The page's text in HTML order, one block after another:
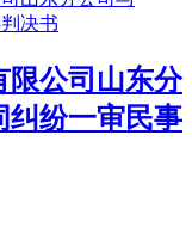
限公司山东分
纠纷一审民事